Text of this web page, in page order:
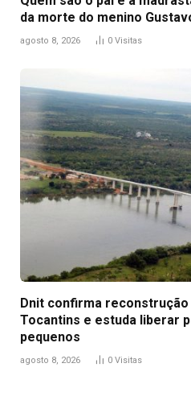
da morte do menino
agosto 8, 2026 0 Visitas
Dnit confirma reconstrução
Tocantins e estuda liberar
pequenos
agosto 8, 2026 0 Visitas